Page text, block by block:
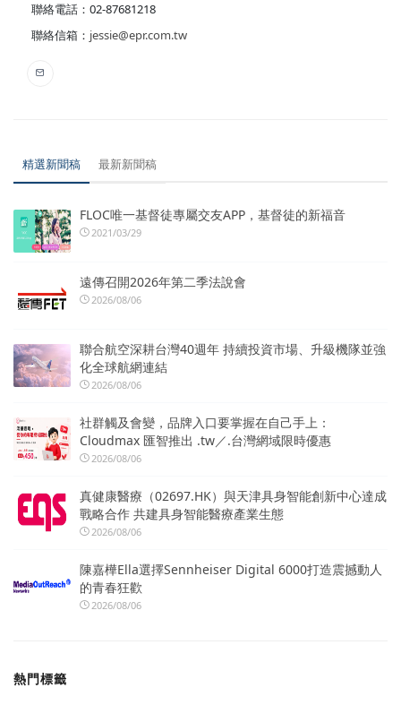
聯絡電話：02-87681218
聯絡信箱： jessie@epr.com.tw
精選新聞稿 最新新聞稿
FLOC唯一基督徒專屬交友APP，基督徒的新福音
2021/03/29
遠傳召開2026年第二季法說會
2026/08/06
聯合航空深耕台灣40週年 持續投資市場、升級機隊並強
化全球航網連結
2026/08/06
社群觸及會變，品牌入口要掌握在自己手上：
Cloudmax 匯智推出 .tw／.台灣網域限時優惠
2026/08/06
真健康醫療（02697.HK）與天津具身智能創新中心達成
戰略合作 共建具身智能醫療產業生態
2026/08/06
陳嘉樺Ella選擇Sennheiser Digital 6000打造震撼動人
的青春狂歡
2026/08/06
熱門標籤